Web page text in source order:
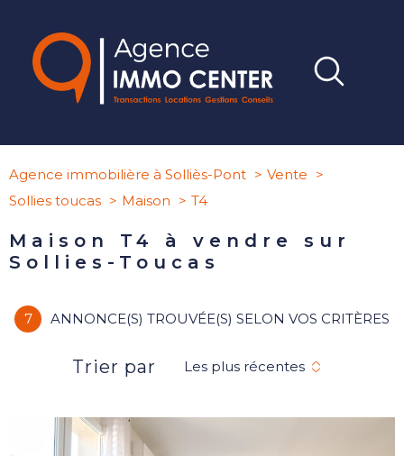
Agence immobilière à Solliès-Pont
Vente
Sollies toucas
Maison T4
Maison T4 à vendre sur
Sollies-Toucas
7 ANNONCE(S) TROUVÉE(S) SELON VOS CRITÈRES
Trier par Les plus récentes